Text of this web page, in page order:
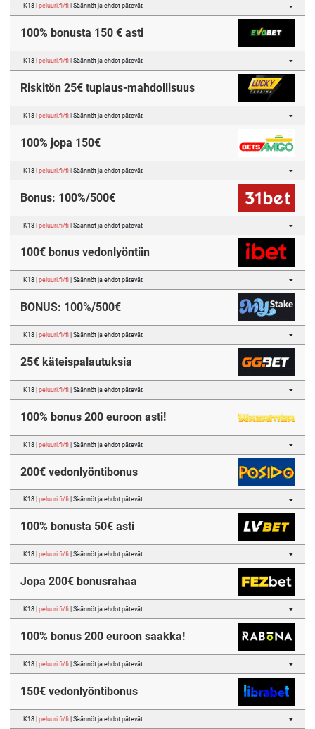
K18 | peluuri.fi/fi| Säännöt ja ehdot pätevät
100% bonusta 150 € asti
K18 | peluuri.fi/fi| Säännöt ja ehdot pätevät
Riskitön 25€ tuplaus-mahdollisuus
K18 | peluuri.fi/fi| Säännöt ja ehdot pätevät
100% jopa 150€
K18 | peluuri.fi/fi| Säännöt ja ehdot pätevät
Bonus: 100%/500€
K18 | peluuri.fi/fi| Säännöt ja ehdot pätevät
100€ bonus vedonlyöntiin
K18 | peluuri.fi/fi| Säännöt ja ehdot pätevät
BONUS: 100%/500€
K18 | peluuri.fi/fi| Säännöt ja ehdot pätevät
25€ käteispalautuksia
K18 | peluuri.fi/fi| Säännöt ja ehdot pätevät
100% bonus 200 euroon asti!
K18 | peluuri.fi/fi| Säännöt ja ehdot pätevät
200€ vedonlyöntibonus
K18 | peluuri.fi/fi| Säännöt ja ehdot pätevät
100% bonusta 50€ asti
K18 | peluuri.fi/fi| Säännöt ja ehdot pätevät
Jopa 200€ bonusrahaa
K18 | peluuri.fi/fi| Säännöt ja ehdot pätevät
100% bonus 200 euroon saakka!
K18 | peluuri.fi/fi| Säännöt ja ehdot pätevät
150€ vedonlyöntibonus
K18 | peluuri.fi/fi| Säännöt ja ehdot pätevät